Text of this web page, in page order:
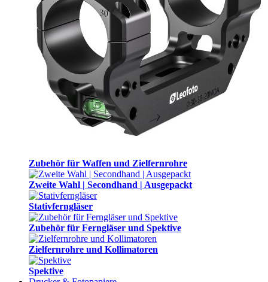
Zubehör für Waffen und Zielfernrohre
Zweite Wahl | Secondhand | Ausgepackt
Stativferngläser
Zubehör für Ferngläser und Spektive
Zielfernrohre und Kollimatoren
Spektive